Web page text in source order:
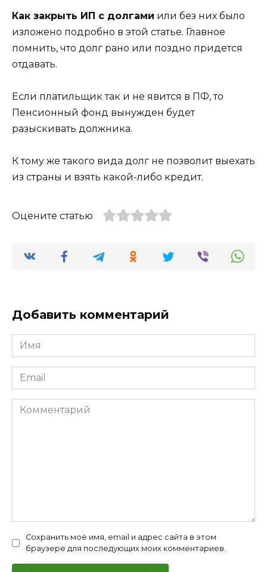
Как закрыть ИП с долгами или без них было
изложено подробно в этой статье. Главное
помнить, что долг рано или поздно придется
отдавать.
Если платильщик так и не явится в ПФ, то
Пенсионный фонд вынужден будет
разыскивать должника.
К тому же такого вида долг не позволит выехать
из страны и взять какой-либо кредит.
Оцените статью
Добавить комментарий
Имя
*
Email
*
Комментарий
Сохранить моё имя, email и адрес сайта в этом
браузере для последующих моих комментариев.